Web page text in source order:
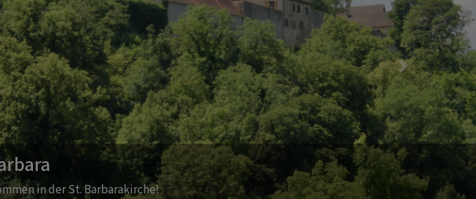
Glocken
aus sieben Glocken, der durch das Wörnitztal erschallt.
Next